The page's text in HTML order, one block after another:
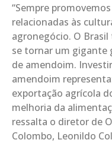
“Sempre
relacionadas às
agronegócio. O
se tornar um gigante
de amendoim.
amendoim
exportação agrícola
melhoria da
ressalta o diretor de
Colombo, Leonildo